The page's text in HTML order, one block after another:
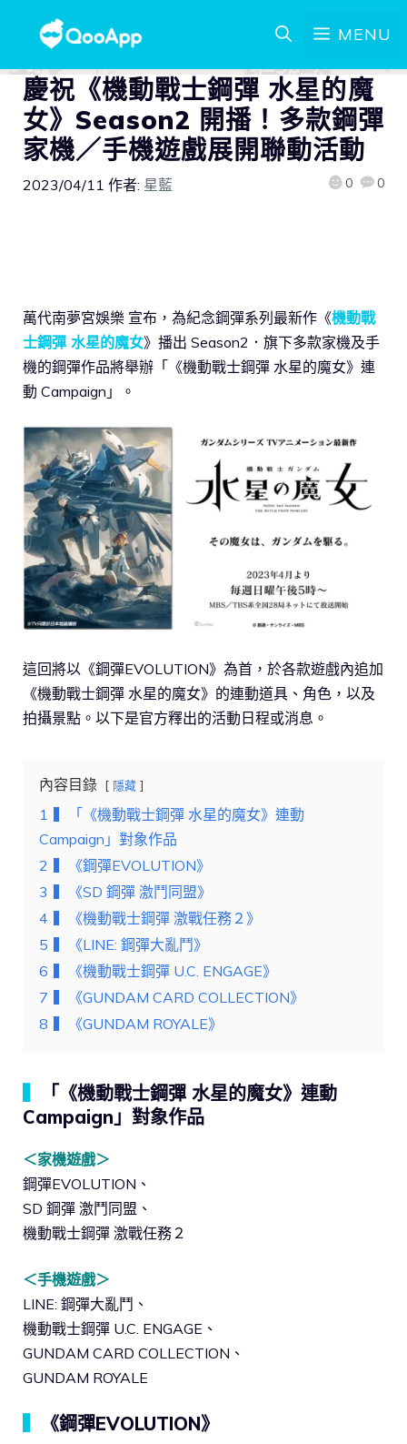
MENU
慶祝《機動戰士鋼彈 水星的魔
女》Season2 開播！多款鋼彈
家機／手機遊戲展開聯動活動
2023/04/11 作者: 星藍 0 0
萬代南夢宮娛樂 宣布，為紀念鋼彈系列最新作《機動戰
士鋼彈 水星的魔女》播出 Season2．旗下多款家機及手
機的鋼彈作品將舉辦「《機動戰士鋼彈 水星的魔女》連
動 Campaign」。
這回將以《鋼彈EVOLUTION》為首，於各款遊戲內追加
《機動戰士鋼彈 水星的魔女》的連動道具、角色，以及
拍攝景點。以下是官方釋出的活動日程或消息。
內容目錄 隱藏
1
▍「《機動戰士鋼彈 水星的魔女》連動
Campaign」對象作品
2
▍《鋼彈EVOLUTION》
3
▍《SD 鋼彈 激鬥同盟》
4
▍《機動戰士鋼彈 激戰任務２》
5
▍《LINE: 鋼彈大亂鬥》
6
▍《機動戰士鋼彈 U.C. ENGAGE》
7
▍《GUNDAM CARD COLLECTION》
8
▍《GUNDAM ROYALE》
「《機動戰士鋼彈 水星的魔女》連動
Campaign」對象作品
＜家機遊戲＞
鋼彈EVOLUTION、
SD 鋼彈 激鬥同盟、
機動戰士鋼彈 激戰任務２
＜手機遊戲＞
LINE: 鋼彈大亂鬥、
機動戰士鋼彈 U.C. ENGAGE、
GUNDAM CARD COLLECTION、
GUNDAM ROYALE
《鋼彈EVOLUTION》